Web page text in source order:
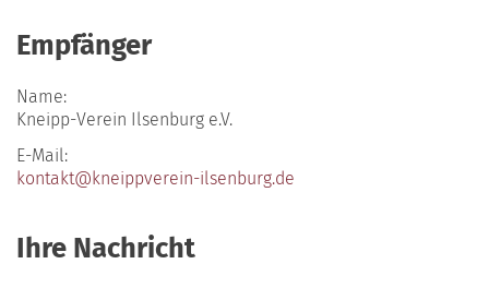
Empfänger
Name:
Kneipp-Verein Ilsenburg e.V.
E-Mail:
kontakt@kneippverein-ilsenburg.de
Ihre Nachricht